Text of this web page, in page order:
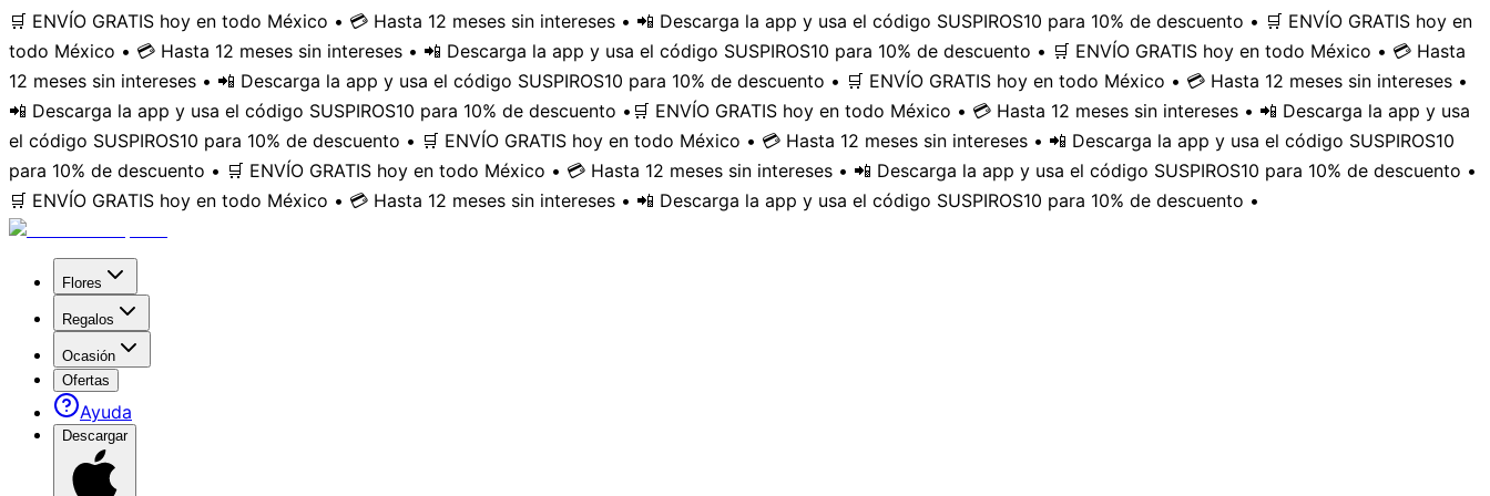
🛒 ENVÍO GRATIS hoy en todo México • 💳 Hasta 12 meses sin intereses • 📲 Descarga la app y usa el código SUSPIROS10 para 10% de descuento • 🛒 ENVÍO GRATIS hoy en
todo México • 💳 Hasta 12 meses sin intereses • 📲 Descarga la app y usa el código SUSPIROS10 para 10% de descuento • 🛒 ENVÍO GRATIS hoy en todo México • 💳 Hasta
12 meses sin intereses • 📲 Descarga la app y usa el código SUSPIROS10 para 10% de descuento • 🛒 ENVÍO GRATIS hoy en todo México • 💳 Hasta 12 meses sin intereses •
📲 Descarga la app y usa el código SUSPIROS10 para 10% de descuento • 🛒 ENVÍO GRATIS hoy en todo México • 💳 Hasta 12 meses sin intereses • 📲 Descarga la app y usa
el código SUSPIROS10 para 10% de descuento • 🛒 ENVÍO GRATIS hoy en todo México • 💳 Hasta 12 meses sin intereses • 📲 Descarga la app y usa el código SUSPIROS10
para 10% de descuento • 🛒 ENVÍO GRATIS hoy en todo México • 💳 Hasta 12 meses sin intereses • 📲 Descarga la app y usa el código SUSPIROS10 para 10% de descuento •
🛒 ENVÍO GRATIS hoy en todo México • 💳 Hasta 12 meses sin intereses • 📲 Descarga la app y usa el código SUSPIROS10 para 10% de descuento •
Flores
Regalos
Ocasión
Ofertas
Ayuda
Descargar